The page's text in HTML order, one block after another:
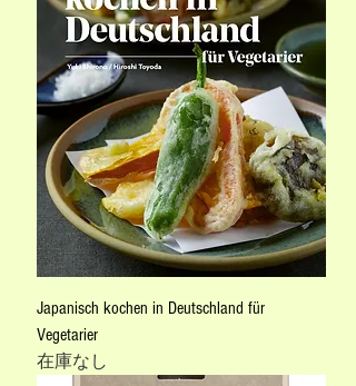
Japanisch kochen in Deutschland für
Vegetarier
在庫なし